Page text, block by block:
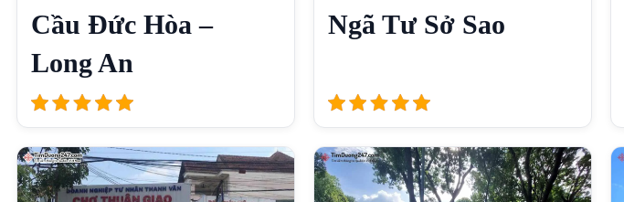
Cầu Đức Hòa –
Long An
Ngã Tư Sở Sao